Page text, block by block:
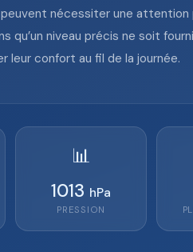
nécessiter une
niveau précis ne soit
leur confort au fil de la journée.
📊
1013 hPa
PRESSION